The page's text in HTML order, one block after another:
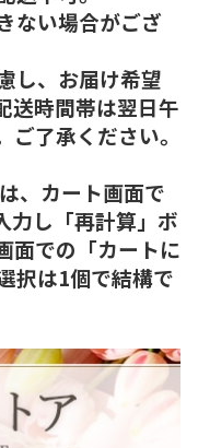
ない場合がござ
し、お届け希望
送時間帯は翌日午
了承ください。
、カート画面で
力し「再計算」ボ
面での「カートに
択は1個で結構で